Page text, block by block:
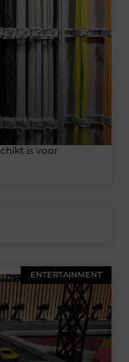
is voor
ENTERTAINMENT